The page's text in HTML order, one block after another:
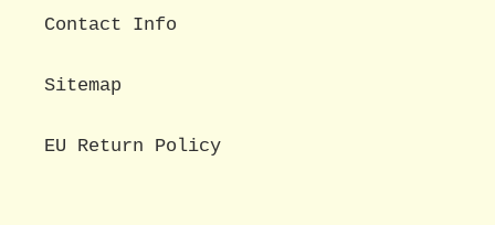
Contact Info
Sitemap
EU Return Policy